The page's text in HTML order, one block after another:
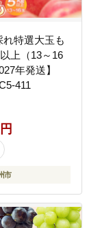
れ特選大玉も
上（13～16
年発送】
411
市